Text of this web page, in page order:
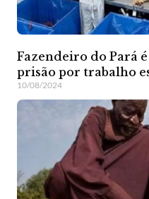
Fazendeiro do Pará
prisão por trabalho
10/08/2024